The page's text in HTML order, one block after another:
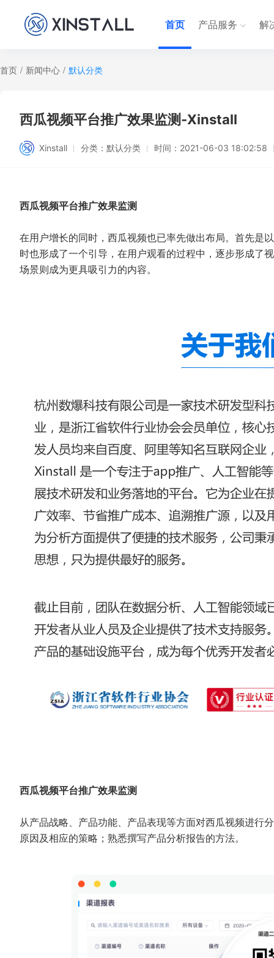
首页 产品服务 解
首页 / 新闻中心 / 默认分类
西瓜视频平台推广效果监测-Xinstall
Xinstall 分类： 默认分类 时间： 2021-06-03 18:02:58
西瓜视频平台推广效果监测
在用户增长的同时，西瓜视频也已率先做出布局。首先是
时也形成了一个引导，在用户观看的过程中，逐步形成了
场景则成为更具吸引力的内容。
西瓜视频平台推广效果监测
从产品战略、产品功能、产品表现等方面对西瓜视频进行
原因及相应的策略；熟悉撰写产品分析报告的方法。